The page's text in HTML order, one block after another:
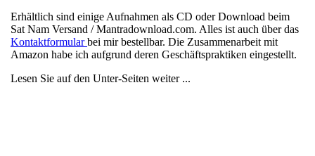
Erhältlich sind einige Aufnahmen als CD oder Download beim
Sat Nam Versand / Mantradownload.com. Alles ist auch über das
Kontaktformularbei mir bestellbar. Die Zusammenarbeit mit
Amazon habe ich aufgrund deren Geschäftspraktiken eingestellt.
Lesen Sie auf den Unter-Seiten weiter ...